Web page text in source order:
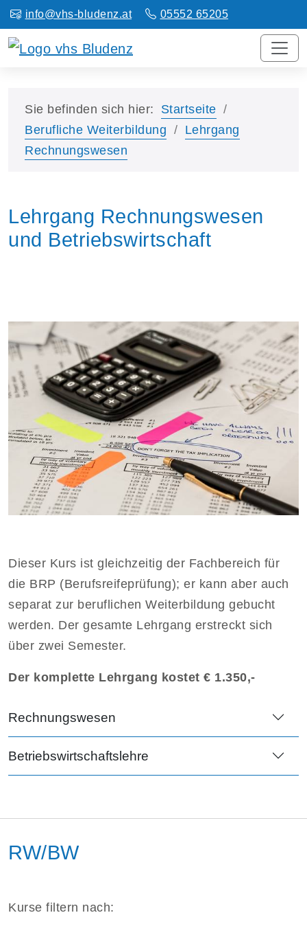
info@vhs-bludenz.at 05552 65205
Sie befinden sich hier:
Startseite
Berufliche Weiterbildung
Lehrgang
Rechnungswesen
Lehrgang Rechnungswesen
und Betriebswirtschaft
Dieser Kurs ist gleichzeitig der Fachbereich für
die BRP (Berufsreifeprüfung); er kann aber auch
separat zur beruflichen Weiterbildung gebucht
werden. Der gesamte Lehrgang erstreckt sich
über zwei Semester.
Der komplette Lehrgang kostet € 1.350,-
Rechnungswesen
Betriebswirtschaftslehre
RW/BW
Kurse filtern nach: